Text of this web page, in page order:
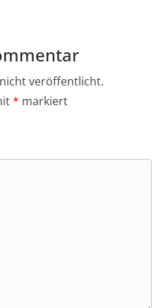
veröffentlicht.
* markiert